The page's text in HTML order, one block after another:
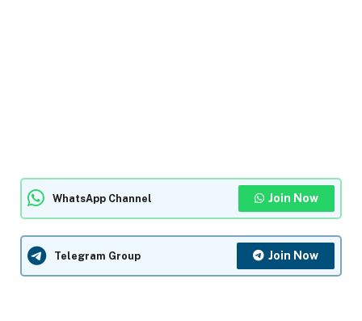
WhatsApp Channel Join Now
Telegram Group Join Now